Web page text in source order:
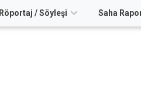
Röportaj / Söyleşi Saha